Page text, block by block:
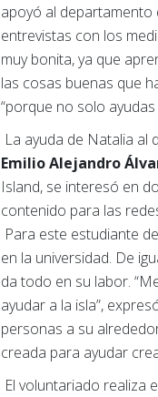
apoyó al
entrevistas con los
muy bonita, ya que
las cosas buenas que
“porque no solo
La ayuda de Natalia
Emilio Alejandro
Island, se interesó en
contenido para las
Para este estudiante
en la universidad. De
da todo en su labor.
ayudar a la isla”,
personas a su
creada para ayudar
El voluntariado realiza